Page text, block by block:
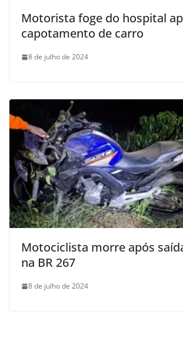
Motorista foge do hospital
capotamento de carro
8 de julho de 2024
Motociclista morre após
na BR 267
8 de julho de 2024